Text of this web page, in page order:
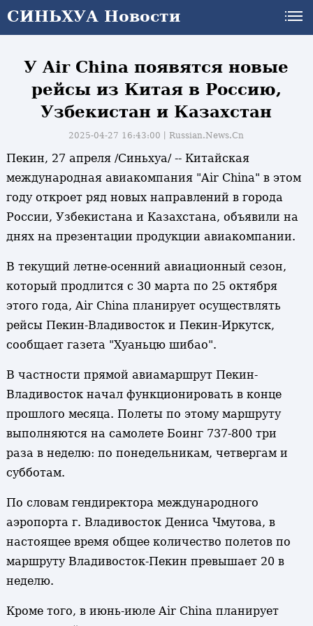
СИНЬХУА Новости
СИНЬХУА Новости
У Air China появятся новые
рейсы из Китая в Россию,
Узбекистан и Казахстан
2025-04-27 16:43:00丨Russian.News.Cn
Пекин, 27 апреля /Синьхуа/ -- Китайская
международная авиакомпания "Air China" в этом
году откроет ряд новых направлений в города
России, Узбекистана и Казахстана, объявили на
днях на презентации продукции авиакомпании.
В текущий летне-осенний авиационный сезон,
который продлится с 30 марта по 25 октября
этого года, Air China планирует осуществлять
рейсы Пекин-Владивосток и Пекин-Иркутск,
сообщает газета "Хуаньцю шибао".
В частности прямой авиамаршрут Пекин-
Владивосток начал функционировать в конце
прошлого месяца. Полеты по этому маршруту
выполняются на самолете Боинг 737-800 три
раза в неделю: по понедельникам, четвергам и
субботам.
По словам гендиректора международного
аэропорта г. Владивосток Дениса Чмутова, в
настоящее время общее количество полетов по
маршруту Владивосток-Пекин превышает 20 в
неделю.
Кроме того, в июнь-июле Air China планирует